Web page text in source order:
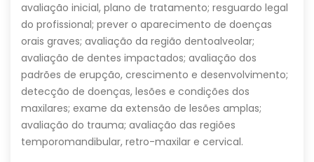
avaliação inicial, plano de tratamento; resguardo legal
do profissional; prever o aparecimento de doenças
orais graves; avaliação da região dentoalveolar;
avaliação de dentes impactados; avaliação dos
padrões de erupção, crescimento e desenvolvimento;
detecção de doenças, lesões e condições dos
maxilares; exame da extensão de lesões amplas;
avaliação do trauma; avaliação das regiões
temporomandibular, retro-maxilar e cervical.